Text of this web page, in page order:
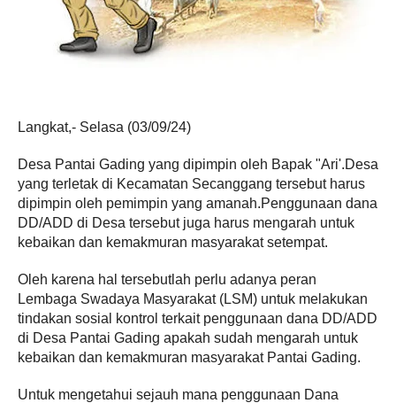
Langkat,- Selasa (03/09/24)
Desa Pantai Gading yang dipimpin oleh Bapak "Ari'.Desa
yang terletak di Kecamatan Secanggang tersebut harus
dipimpin oleh pemimpin yang amanah.Penggunaan dana
DD/ADD di Desa tersebut juga harus mengarah untuk
kebaikan dan kemakmuran masyarakat setempat.
Oleh karena hal tersebutlah perlu adanya peran
Lembaga Swadaya Masyarakat (LSM) untuk melakukan
tindakan sosial kontrol terkait penggunaan dana DD/ADD
di Desa Pantai Gading apakah sudah mengarah untuk
kebaikan dan kemakmuran masyarakat Pantai Gading.
Untuk mengetahui sejauh mana penggunaan Dana